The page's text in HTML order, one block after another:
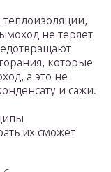
не теряет
которые
а это не
и сажи.
их сможет